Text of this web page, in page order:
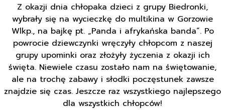
Z okazji dnia chłopaka dzieci z grupy Biedronki,
wybrały się na wycieczkę do multikina w Gorzowie
Wlkp., na bajkę pt. „Panda i afrykańska banda”. Po
powrocie dziewczynki wręczyły chłopcom z naszej
grupy upominki oraz złożyły życzenia z okazji ich
święta. Niewiele czasu zostało nam na świętowanie,
ale na trochę zabawy i słodki poczęstunek zawsze
znajdzie się czas. Jeszcze raz wszystkiego najlepszego
dla wszystkich chłopców!